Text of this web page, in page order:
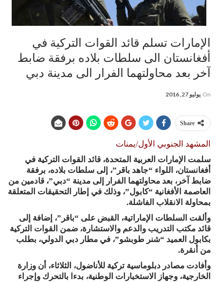
الإمارات تسلم قائد القوات التركية في
أفغانستان الى سلطات بلاده برفقة ضابط
آخر بعد محاولتهما الفرار الى مدينة دبي
On يوليو 27, 2016
Share
المشهد الجنوبي الأول/يمنات
سلمت الإمارات العربية المتحدة، قائد القوات التركية في
أفغانستان، اللواء “جاهد باقر”، إلى سلطات بلاده، برفقة
ضابط آخر، بعد محاولتهما الفرار إلى مدينة “دبي”، قادمين من
العاصمة الأفغانية “كابول”، وذلك في إطار التحقيقات المتعلقة
بمحاولة الانقلاب الفاشلة.
وألقت السلطات الإماراتية، القبض على “باقر”، إضافة إلى
قائد مكتب التدريب والدعم والاستشارة، ضمن القوات التركية
بكابول العميد “شنر طوبشو”، في مطار دبي الدولي، بطلب
من أنقرة.
وأفادت مصادر دبلوماسية تركية للأناضول، الثلاثاء، أن وزارة
الخارجية، وجهاز الاستخبارات الوطنية، بدءا بالتحرك وإجراء